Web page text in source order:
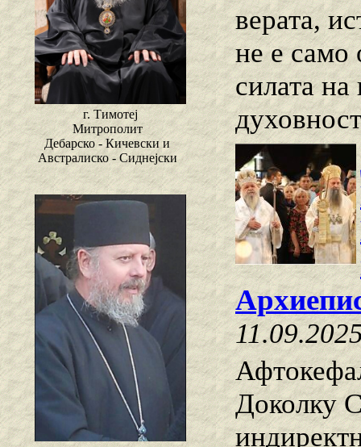
г. Тимотеј
Митрополит
Дебарско - Кичевски и
Австралиско - Сиднејски
верата,
не е само
силата
Доколку